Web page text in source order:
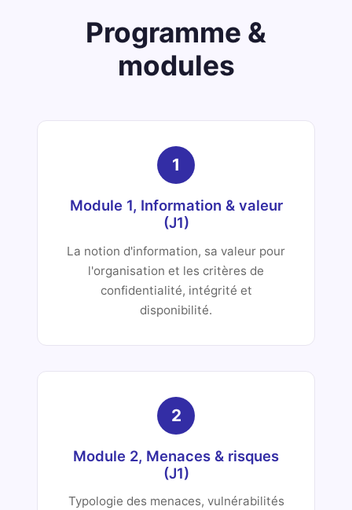
Programme &
modules
1
Module 1, Information & valeur
(J1)
La notion d'information, sa valeur pour
l'organisation et les critères de
confidentialité, intégrité et
disponibilité.
2
Module 2, Menaces & risques
(J1)
Typologie des menaces, vulnérabilités